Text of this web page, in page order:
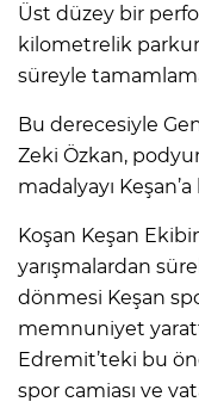
Üst düzey bir
kilometrelik
süreyle
Bu derecesiyle
Zeki Özkan,
madalyayı Keşan’a
Koşan Keşan
yarışmalardan
dönmesi Keşan
memnuniyet
Edremit’teki bu
spor camiası ve